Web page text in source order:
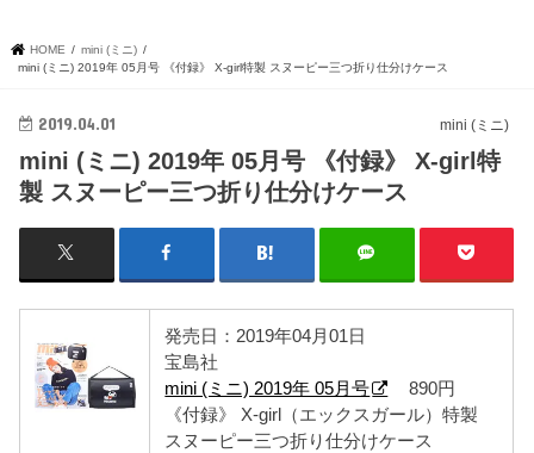
HOME
mini (ミニ)
mini (ミニ) 2019年 05月号 《付録》 X-girl特製 スヌーピー三つ折り仕分けケース
mini (ミニ)
2019.04.01
mini (ミニ) 2019年 05月号 《付録》 X-girl特
製 スヌーピー三つ折り仕分けケース
発売日：2019年04月01日
宝島社
mini (ミニ) 2019年 05月号
890円
《付録》 X-girl（エックスガール）特製
スヌーピー三つ折り仕分けケース